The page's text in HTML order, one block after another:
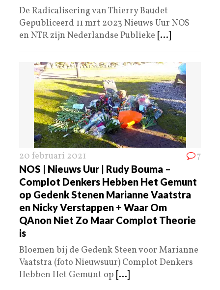
De Radicalisering van Thierry Baudet
Gepubliceerd 11 mrt 2023 Nieuws Uur NOS
en NTR zijn Nederlandse Publieke [...]
20 februari 2021 7
NOS | Nieuws Uur | Rudy Bouma –
Complot Denkers Hebben Het Gemunt
op Gedenk Stenen Marianne Vaatstra
en Nicky Verstappen + Waar Om
QAnon Niet Zo Maar Complot Theorie
is
Bloemen bij de Gedenk Steen voor Marianne
Vaatstra (foto Nieuwsuur) Complot Denkers
Hebben Het Gemunt op [...]